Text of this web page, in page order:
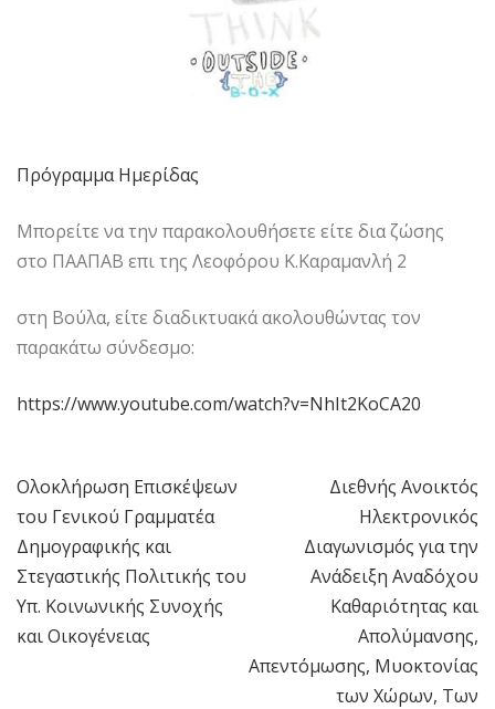
Πρόγραμμα Ημερίδας
Μπορείτε να την παρακολουθήσετε είτε δια ζώσης
στο ΠΑΑΠΑΒ επι της Λεοφόρου Κ.Καραμανλή 2
στη Βούλα, είτε διαδικτυακά ακολουθώντας τον
παρακάτω σύνδεσμο:
https://www.youtube.com/watch?v=NhIt2KoCA20
Πλοήγηση
άρθρων
Ολοκλήρωση Επισκέψεων
του Γενικού Γραμματέα
Δημογραφικής και
Στεγαστικής Πολιτικής του
Υπ. Κοινωνικής Συνοχής
και Οικογένειας
Διεθνής Ανοικτός
Ηλεκτρονικός
Διαγωνισμός για την
Ανάδειξη Αναδόχου
Καθαριότητας και
Απολύμανσης,
Απεντόμωσης, Μυοκτονίας
των Χώρων, Των